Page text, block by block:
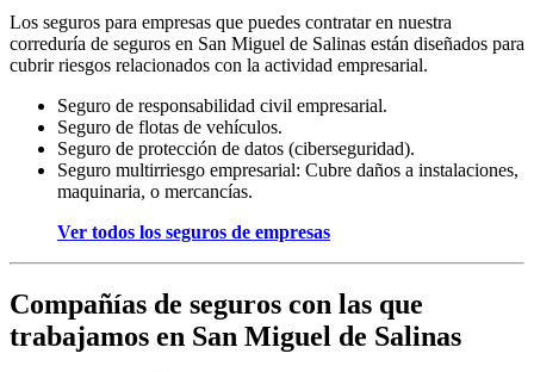
Los seguros para empresas que puedes contratar en nuestra
correduría de seguros en San Miguel de Salinas están diseñados para
cubrir riesgos relacionados con la actividad empresarial.
Seguro de responsabilidad civil empresarial.
Seguro de flotas de vehículos.
Seguro de protección de datos (ciberseguridad).
Seguro multirriesgo empresarial: Cubre daños a instalaciones,
maquinaria, o mercancías.
Ver todos los seguros de empresas
Compañías de seguros con las que
trabajamos en San Miguel de Salinas